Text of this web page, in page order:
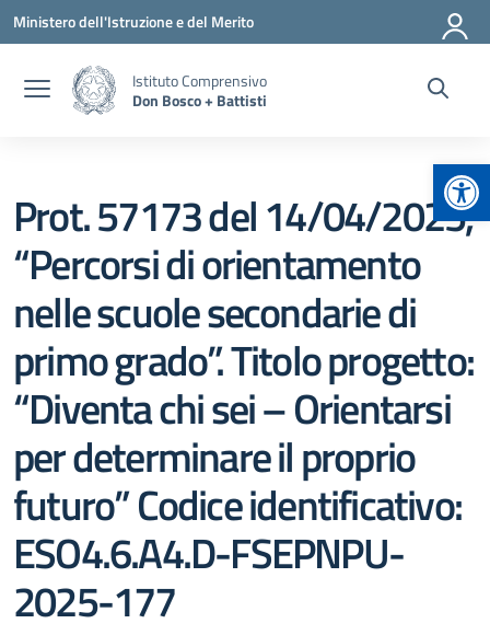
Vai ai contenuti
Vai al menu di navigazione
Vai al footer
Ministero dell'Istruzione e del Merito
Istituto Comprensivo
Don Bosco + Battisti
Prot. 57173 del 14/04/2025,
“Percorsi di orientamento
nelle scuole secondarie di
primo grado”. Titolo progetto:
“Diventa chi sei – Orientarsi
per determinare il proprio
futuro” Codice identificativo:
ESO4.6.A4.D-FSEPNPU-
2025-177